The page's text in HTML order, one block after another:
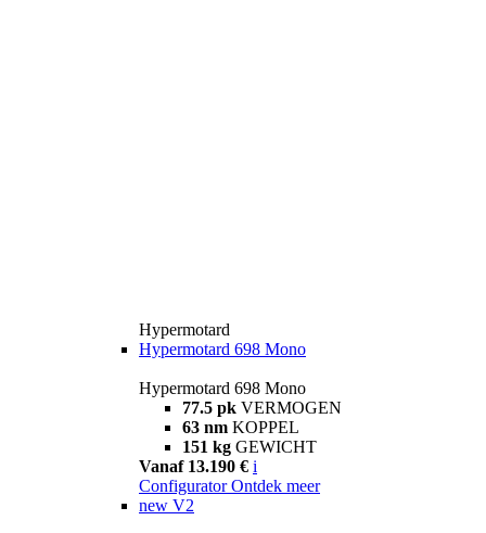
Hypermotard
Hypermotard 698 Mono
Hypermotard 698 Mono
77.5 pk VERMOGEN
63 nm KOPPEL
151 kg GEWICHT
Vanaf 13.190 € i
Configurator Ontdek meer
new V2